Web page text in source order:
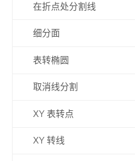
在折点处分割线
细分面
表转椭圆
取消线分割
XY 表转点
XY 转线